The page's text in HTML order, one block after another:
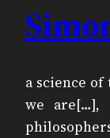
a science
we are[…],